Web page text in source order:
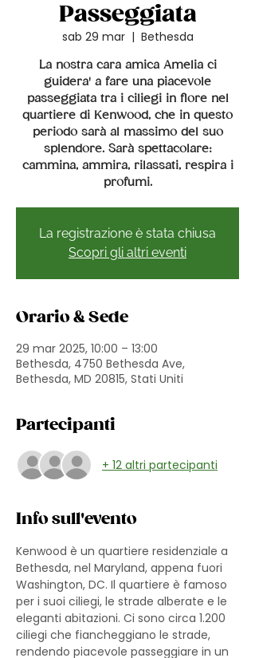
Passeggiata
sab 29 mar
  |
Bethesda
La nostra cara amica Amelia ci
guidera' a fare una piacevole
passeggiata tra i ciliegi in fiore nel
quartiere di Kenwood, che in questo
periodo sarà al massimo del suo
splendore. Sarà spettacolare:
cammina, ammira, rilassati, respira i
profumi.
La registrazione è stata chiusa
Scopri gli altri eventi
Orario & Sede
29 mar 2025, 10:00 – 13:00
Bethesda, 4750 Bethesda Ave,
Bethesda, MD 20815, Stati Uniti
Partecipanti
+ 12 altri partecipanti
Info sull'evento
Kenwood è un quartiere residenziale a
Bethesda, nel Maryland, appena fuori
Washington, DC. Il quartiere è famoso
per i suoi ciliegi, le strade alberate e le
eleganti abitazioni. Ci sono circa 1.200
ciliegi che fiancheggiano le strade,
rendendo piacevole passeggiare in un